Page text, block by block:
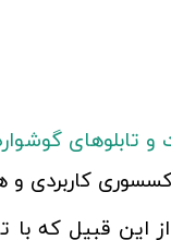
و تابلوهای
کاربردی و
این قبیل که با